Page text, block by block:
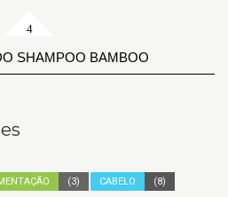
SHAMPOO BAMBOO
(3) CABELO (8)